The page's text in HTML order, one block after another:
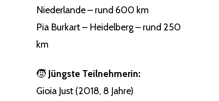
Niederlande – rund 600 km
Pia Burkart – Heidelberg – rund 250
km
🧒 Jüngste Teilnehmerin:
Gioia Just (2018, 8 Jahre)